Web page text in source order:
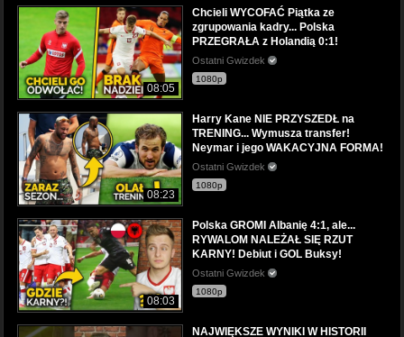
08:05
Chcieli WYCOFAĆ Piątka ze
zgrupowania kadry... Polska
PRZEGRAŁA z Holandią 0:1!
Ostatni Gwizdek
1080p
08:23
Harry Kane NIE PRZYSZEDŁ na
TRENING... Wymusza transfer!
Neymar i jego WAKACYJNA FORMA!
Ostatni Gwizdek
1080p
08:03
Polska GROMI Albanię 4:1, ale...
RYWALOM NALEŻAŁ SIĘ RZUT
KARNY! Debiut i GOL Buksy!
Ostatni Gwizdek
1080p
NAJWIĘKSZE WYNIKI W HISTORII